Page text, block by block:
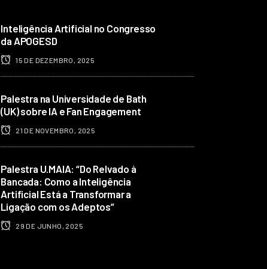
Inteligência Artificial no Congresso
da APOGESD
15 DE DEZEMBRO, 2025
Palestra na Universidade de Bath
(UK) sobre IA e Fan Engagement
21 DE NOVEMBRO, 2025
Palestra U.MAIA: “Do Relvado à
Bancada: Como a Inteligência
Artificial Está a Transformar a
Ligação com os Adeptos”
29 DE JUNHO, 2025